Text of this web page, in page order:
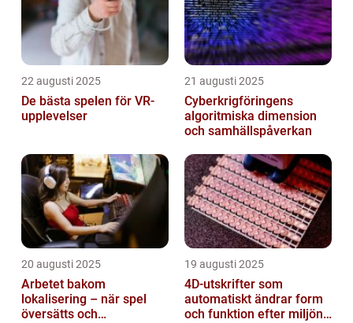
22 augusti 2025
De bästa spelen för VR-
upplevelser
21 augusti 2025
Cyberkrigföringens
algoritmiska dimension
och samhällspåverkan
20 augusti 2025
Arbetet bakom
lokalisering – när spel
översätts och
19 augusti 2025
4D-utskrifter som
automatiskt ändrar form
och funktion efter miljöns